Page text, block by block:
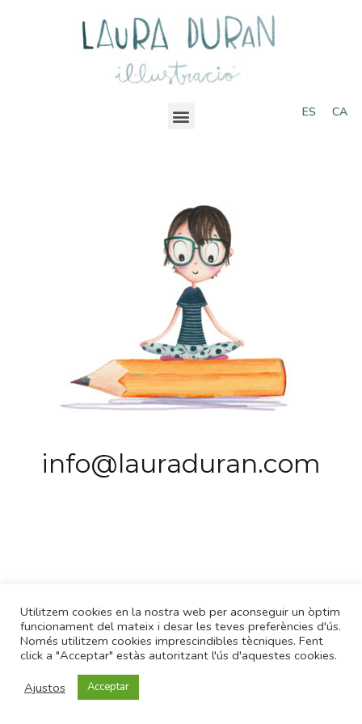
ES CA
info@lauraduran.com
info@lauraduran.com
Utilitzem cookies en la nostra web per aconseguir un òptim
funcionament del mateix i desar les teves preferències d'ús.
Només utilitzem cookies imprescindibles tècniques. Fent
click a "Acceptar" estàs autoritzant l'ús d'aquestes cookies.
Ajustos
Acceptar